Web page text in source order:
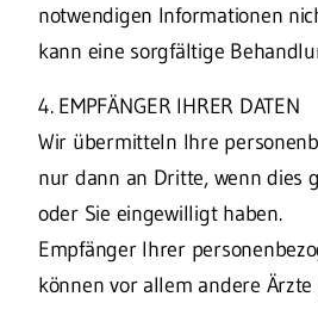
notwendigen Informationen
kann eine sorgfältige
4. EMPFÄNGER IHRER DATEN
Wir übermitteln Ihre
nur dann an Dritte, wenn dies
oder Sie eingewilligt haben.
Empfänger Ihrer
können vor allem andere